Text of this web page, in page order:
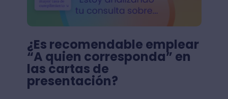
¿Es recomendable emplear
“A quien corresponda” en
las cartas de
presentación?